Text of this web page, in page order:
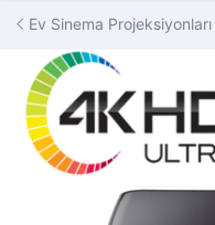
Ev Sinema Projeksiyonları